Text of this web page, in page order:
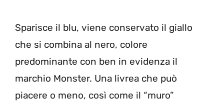
Sparisce il blu, viene conservato il giallo
che si combina al nero, colore
predominante con ben in evidenza il
marchio Monster. Una livrea che può
piacere o meno, così come il “muro”